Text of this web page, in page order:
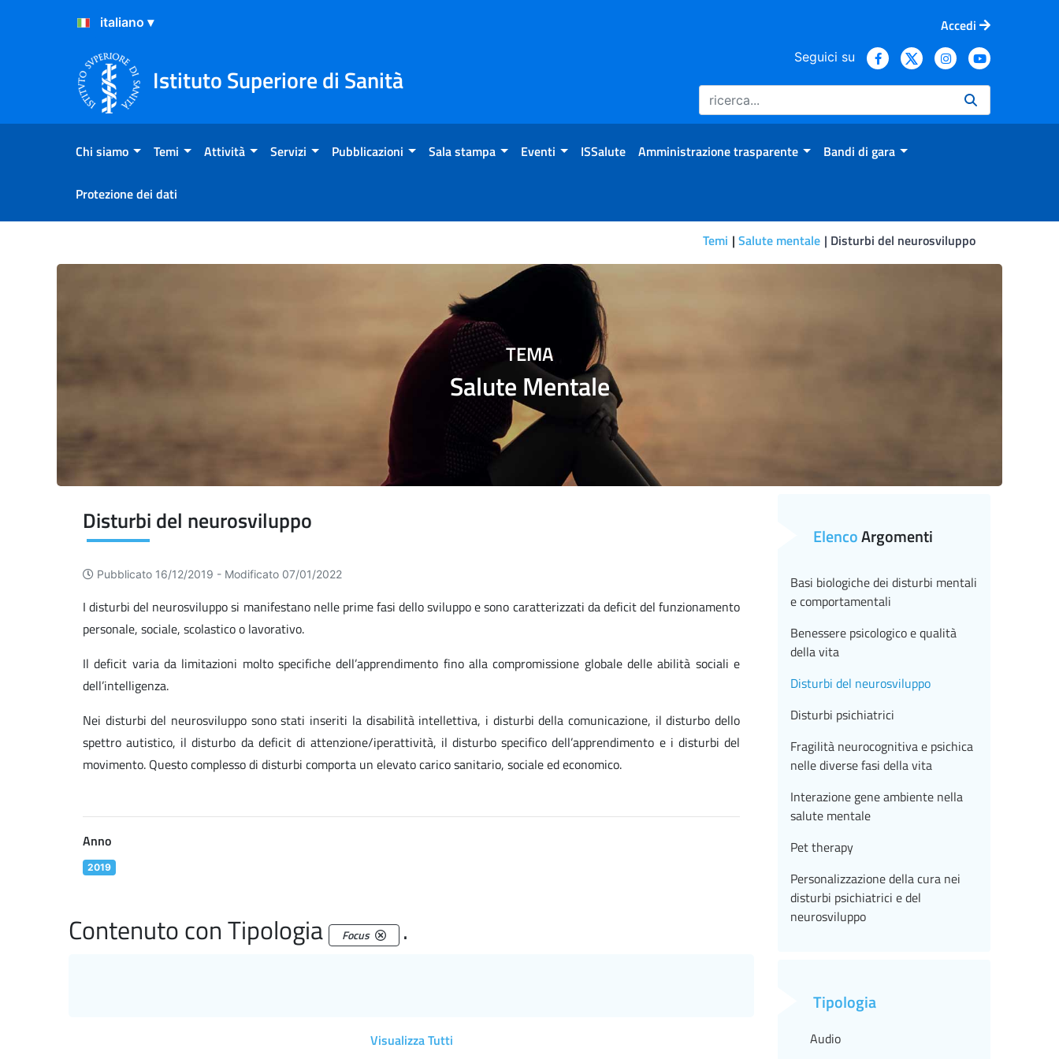
Salta al Contenuto
Salta al Footer
Accedi
Istituto Superiore di Sanità
Seguici su
Chi siamo Temi Attività Servizi Pubblicazioni Sala stampa Eventi ISSalute Amministrazione trasparente Bandi di gara
Protezione dei dati
Temi Salute mentale Disturbi del neurosviluppo
Disturbi del neurosviluppo
TEMA
Salute Mentale
Disturbi del neurosviluppo
Pubblicato 16/12/2019 - Modificato 07/01/2022
I disturbi del neurosviluppo si manifestano nelle prime fasi dello sviluppo e sono caratterizzati da deficit del funzionamento
personale, sociale, scolastico o lavorativo.
Il deficit varia da limitazioni molto specifiche dell’apprendimento fino alla compromissione globale delle abilità sociali e
dell’intelligenza.
Nei disturbi del neurosviluppo sono stati inseriti la disabilità intellettiva, i disturbi della comunicazione, il disturbo dello
spettro autistico, il disturbo da deficit di attenzione/iperattività, il disturbo specifico dell’apprendimento e i disturbi del
movimento. Questo complesso di disturbi comporta un elevato carico sanitario, sociale ed economico.
Anno
2019
Contenuto con Tipologia Focus .
Visualizza Tutti
ElencoArgomenti
Basi biologiche dei disturbi mentali
e comportamentali
Benessere psicologico e qualità
della vita
Disturbi del neurosviluppo
Disturbi psichiatrici
Fragilità neurocognitiva e psichica
nelle diverse fasi della vita
Interazione gene ambiente nella
salute mentale
Pet therapy
Personalizzazione della cura nei
disturbi psichiatrici e del
neurosviluppo
Tipologia
Audio